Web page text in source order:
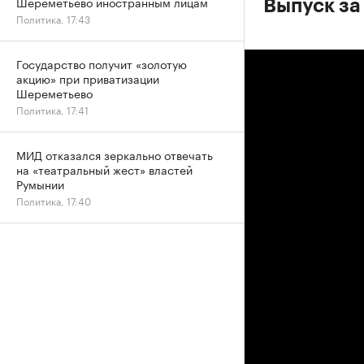
Выпуск
Политика, 17:43
Государство получит «золотую
акцию» при приватизации
Шереметьево
Политика, 17:41
МИД отказался зеркально отвечать
на «театральный жест» властей
Румынии
Политика, 17:40